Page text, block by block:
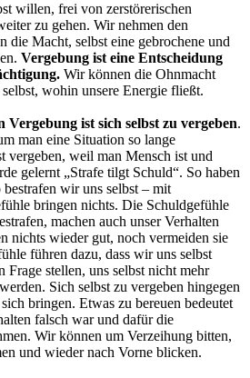
willen, frei von zerstörerischen
zu gehen. Wir nehmen den
die Macht, selbst eine gebrochene und
Vergebung ist eine Entscheidung
Wir können die Ohnmacht
wohin unsere Energie fließt.
ist sich selbst zu vergeben.
man eine Situation so lange
vergeben, weil man Mensch ist und
gelernt „Strafe tilgt Schuld“. So haben
wir uns selbst – mit
bringen nichts. Die Schuldgefühle
machen auch unser Verhalten
nichts wieder gut, noch vermeiden sie
führen dazu, dass wir uns selbst
Frage stellen, uns selbst nicht mehr
Sich selbst zu vergeben hingegen
bringen. Etwas zu bereuen bedeutet
falsch war und dafür die
Wir können um Verzeihung bitten,
und wieder nach Vorne blicken.